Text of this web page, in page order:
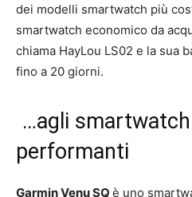
dei modelli smartwatch più
smartwatch economico da
chiama HayLou LS02 e la sua
fino a 20 giorni.
…agli
performanti
Garmin Venu SQ è uno